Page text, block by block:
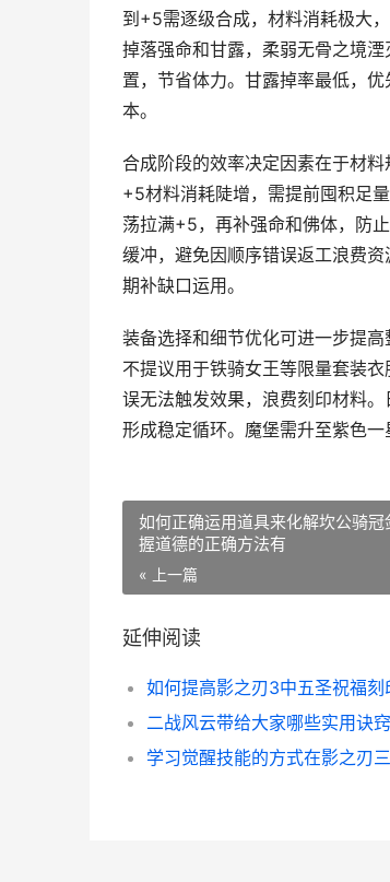
到+5需逐级合成，材料消耗极大
掉落强命和甘露，柔弱无骨之境
置，节省体力。甘露掉率最低，
本。
合成阶段的效率决定因素在于材
+5材料消耗陡增，需提前囤积足
荡拉满+5，再补强命和佛体，防
缓冲，避免因顺序错误返工浪费
期补缺口运用。
装备选择和细节优化可进一步提
不提议用于铁骑女王等限量套装
误无法触发效果，浪费刻印材料
形成稳定循环。魔堡需升至紫色
如何正确运用道具来化解坎公骑
握道德的正确方法有
« 上一篇
延伸阅读
二战风云带给大家哪些实用诀